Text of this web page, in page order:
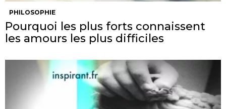
PHILOSOPHIE
Pourquoi les plus forts connaissent
les amours les plus difficiles